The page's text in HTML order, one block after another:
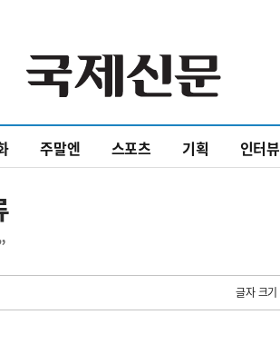
주말엔 스포츠 기획 인터뷰
글자 크기